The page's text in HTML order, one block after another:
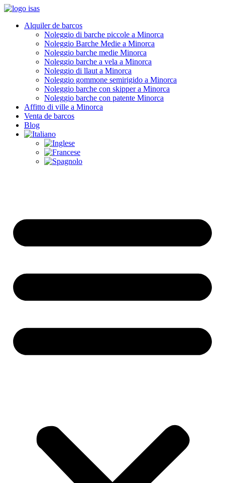
Alquiler de barcos
Noleggio di barche piccole a Minorca
Noleggio Barche Medie a Minorca
Noleggio barche medie Minorca
Noleggio barche a vela a Minorca
Noleggio di llaut a Minorca
Noleggio gommone semirigido a Minorca
Noleggio barche con skipper a Minorca
Noleggio barche con patente Minorca
Affitto di ville a Minorca
Venta de barcos
Blog